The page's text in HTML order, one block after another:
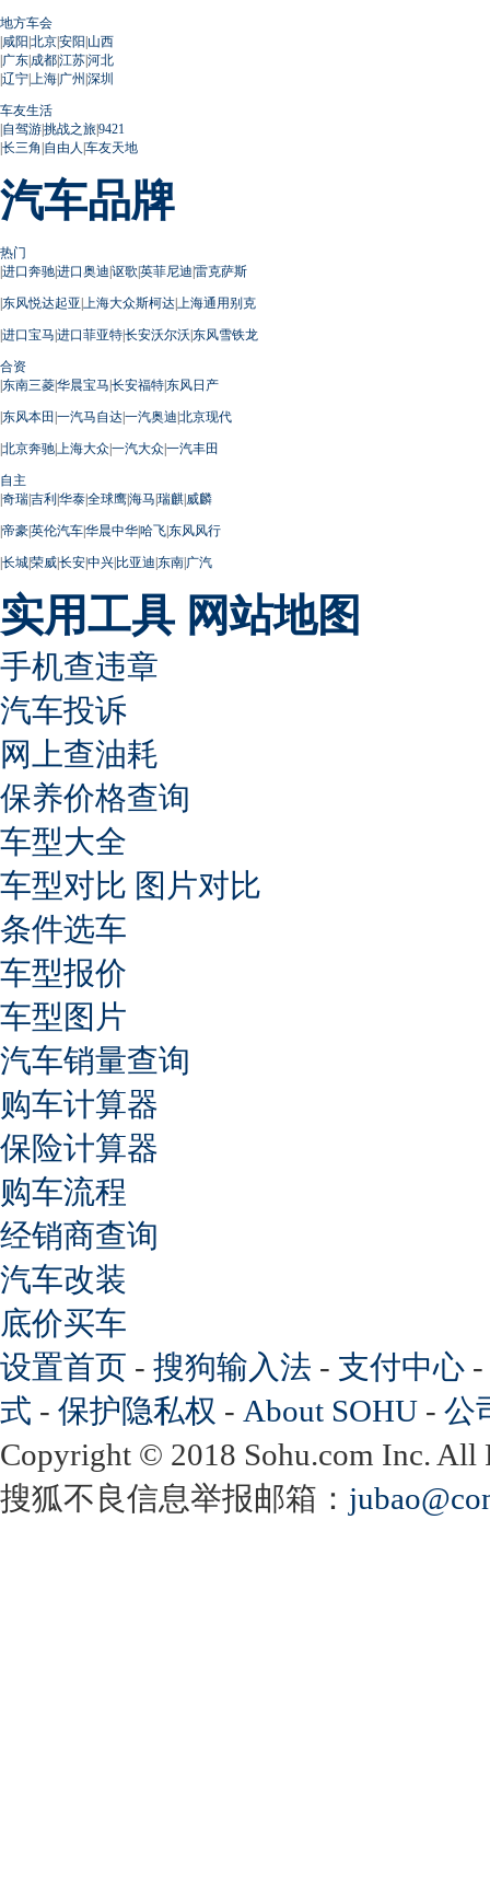
地方车会
|咸阳|北京|安阳|山西
|广东|成都|江苏|河北
|辽宁| 上海|广州 |深圳
车友生活
|自驾游|挑战之旅|9421
|长三角 |自由人 |车友天地
汽车品牌
热门
|进口奔驰|进口奥迪|讴歌|英菲尼迪|雷克萨斯
|东风悦达起亚| 上海大众斯柯达| 上海通用别克
|进口宝马|进口菲亚特|长安沃尔沃|东风雪铁龙
合资
|东南三菱|华晨宝马|长安福特|东风日产
|东风本田 |一汽马自达|一汽奥迪|北京现代
|北京奔驰| 上海大众|一汽大众|一汽丰田
自主
|奇瑞|吉利|华泰|全球鹰|海马|瑞麒|威麟
|帝豪|英伦汽车|华晨中华|哈飞|东风风行
|长城|荣威|长安|中兴|比亚迪|东南|广汽
实用工具 网站地图
手机查违章
汽车投诉
网上查油耗
保养价格查询
车型大全
车型对比 图片对比
条件选车
车型报价
车型图片
汽车销量查询
购车计算器
保险计算器
购车流程
经销商查询
汽车改装
底价买车
设置首页 - 搜狗输入法 - 支付中心 -
式 - 保护隐私权 - About SOHU - 公
Copyright © 2018 Sohu.com Inc.
搜狐不良信息举报邮箱：